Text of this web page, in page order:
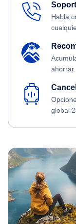
Habla
ahorrar.
global